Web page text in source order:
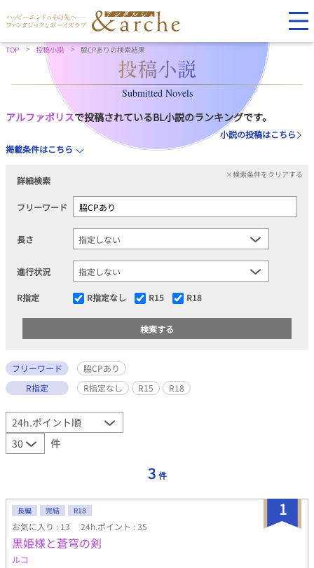
TOP 投稿小説 脇CPありの検索結果
Submitted Novels
アルファポリスで投稿されているBL小説のランキングです。
小説の投稿はこちら
掲載条件はこちら
詳細検索
×検索条件をクリアする
フリーワード
長さ
進行状況
R指定 R指定なし R15 R18
フリーワード
脇CPあり
R指定
R指定なし R15 R18
件
3 件
1
長編 完結 R18
お気に入り : 13 24h.ポイント : 35
黒姫様と蒼穹の剣
ルコ